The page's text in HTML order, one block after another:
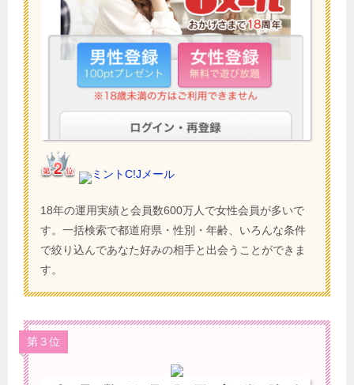
ミントC!Jメール
18年の運用実績と会員数600万人で女性会員が多いで
す。一括検索で都道府県・性別・年齢、いろんな条件
で絞り込んであなた好みの相手と出会うことができま
す。
第３位